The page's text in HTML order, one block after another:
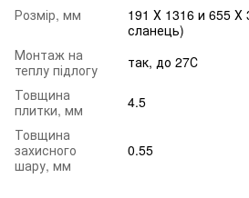
Розмір, мм
191 Х 1316 и 655 Х
сланець)
Монтаж на
теплу підлогу
так, до 27С
Товщина
плитки, мм
4.5
Товщина
захисного
шару, мм
0.55